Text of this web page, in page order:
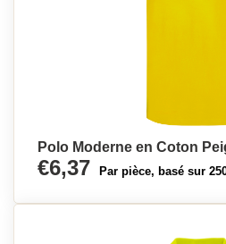
Polo Moderne en Coton
€6,37 Par pièce, basé sur